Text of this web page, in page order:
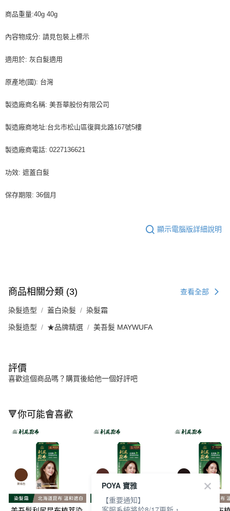
商品重量:40g 40g
內容物成分: 請見包裝上標示
適用於: 灰白髮適用
原產地(國): 台灣
製造廠商名稱: 美吾華股份有限公司
製造廠商地址:台北市松山區復興北路167號5樓
製造廠商電話: 0227136621
功效: 遮蓋白髮
保存期限: 36個月
顯示電腦版詳細說明
商品相關分類 (3) 查看全部
染髮造型 蓋白染髮 染髮霜
染髮造型 ★品牌精選 美吾髮 MAYWUFA
評價
喜歡這個商品嗎？購買後給他一個好評吧
🔻你可能會喜歡
POYA 寶雅
【重要通知】